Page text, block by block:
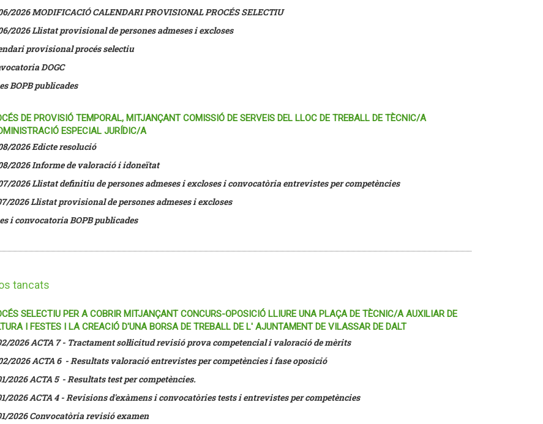
2026 MODIFICACIÓ CALENDARI PROVISIONAL PROCÉS SELECTIU
2026Llistat provisional de persones admeses i excloses
provisional procés selectiu
DOGC
BOPB publicades
DE PROVISIÓ TEMPORAL, MITJANÇANT COMISSIÓ DE SERVEIS DEL LLOC DE TREBALL DE TÈCNIC/A
ESPECIAL JURÍDIC/A
2026 Edicte resolució
2026 Informe de valoració i idoneïtat
2026Llistat definitiu de persones admeses i excloses i convocatòria entrevistes per competències
2026 Llistat provisional de persones admeses i excloses
i convocatoria BOPB publicades
tancats
SELECTIU PER A COBRIR MITJANÇANT CONCURS-OPOSICIÓ LLIURE UNA PLAÇA DE TÈCNIC/A AUXILIAR DE
I FESTES I LA CREACIÓ D'UNA BORSA DE TREBALL DE L' AJUNTAMENT DE VILASSAR DE DALT
2026 ACTA 7 - Tractament sol·licitud revisió prova competencial i valoració de mèrits
2026 ACTA 6 - Resultats valoració entrevistes per competències i fase oposició
2026 ACTA 5 - Resultats test per competències.
2026 ACTA 4 - Revisions d'exàmens i convocatòries tests i entrevistes per competències
2026 Convocatòria revisió examen